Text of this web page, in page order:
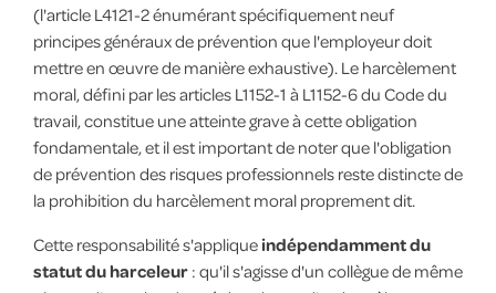
(l'article L4121-2 énumérant spécifiquement neuf
principes généraux de prévention que l'employeur doit
mettre en œuvre de manière exhaustive). Le harcèlement
moral, défini par les articles L1152-1 à L1152-6 du Code du
travail, constitue une atteinte grave à cette obligation
fondamentale, et il est important de noter que l'obligation
de prévention des risques professionnels reste distincte de
la prohibition du harcèlement moral proprement dit.
Cette responsabilité s'applique indépendamment du
statut du harceleur: qu'il s'agisse d'un collègue de même